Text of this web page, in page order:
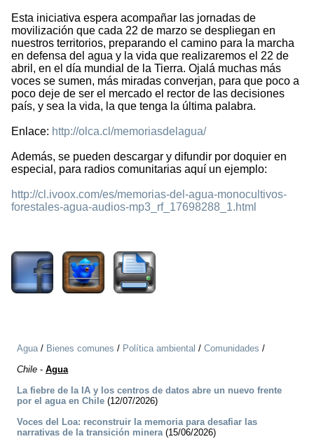
Esta iniciativa espera acompañar las jornadas de
movilización que cada 22 de marzo se despliegan en
nuestros territorios, preparando el camino para la marcha
en defensa del agua y la vida que realizaremos el 22 de
abril, en el día mundial de la Tierra. Ojalá muchas más
voces se sumen, más miradas converjan, para que poco a
poco deje de ser el mercado el rector de las decisiones
país, y sea la vida, la que tenga la última palabra.
Enlace: http://olca.cl/memoriasdelagua/
Además, se pueden descargar y difundir por doquier en
especial, para radios comunitarias aquí un ejemplo:
http://cl.ivoox.com/es/memorias-del-agua-monocultivos-
forestales-agua-audios-mp3_rf_17698288_1.html
Agua/ Bienes comunes / Política ambiental / Comunidades /
Chile - Agua
La fiebre de la IA y los centros de datos abre un nuevo frente
por el agua en Chile (12/07/2026)
Voces del Loa: reconstruir la memoria para desafiar las
narrativas de la transición minera(15/06/2026)